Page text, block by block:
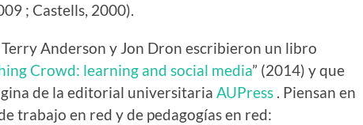
; Castells, 2000).
Anderson y Jon Dron escribieron un libro
Crowd: learning and social media” (2014) y que
de la editorial universitaria AUPress . Piensan en
trabajo en red y de pedagogías en red: